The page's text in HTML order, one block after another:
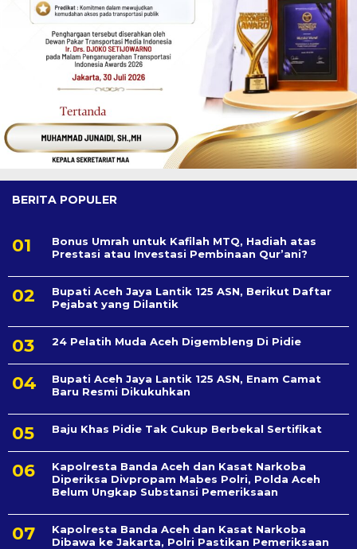
BERITA POPULER
Bonus Umrah untuk Kafilah MTQ, Hadiah atas
Prestasi atau Investasi Pembinaan Qur’ani?
Bupati Aceh Jaya Lantik 125 ASN, Berikut Daftar
Pejabat yang Dilantik
24 Pelatih Muda Aceh Digembleng Di Pidie
Bupati Aceh Jaya Lantik 125 ASN, Enam Camat
Baru Resmi Dikukuhkan
Baju Khas Pidie Tak Cukup Berbekal Sertifikat
Kapolresta Banda Aceh dan Kasat Narkoba
Diperiksa Divpropam Mabes Polri, Polda Aceh
Belum Ungkap Substansi Pemeriksaan
Kapolresta Banda Aceh dan Kasat Narkoba
Dibawa ke Jakarta, Polri Pastikan Pemeriksaan